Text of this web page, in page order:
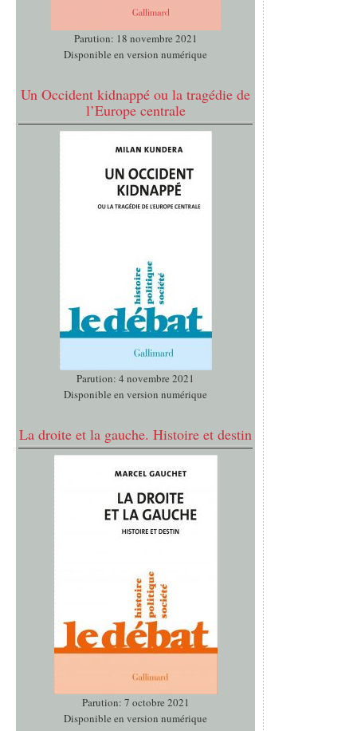
Parution: 18 novembre 2021
Disponible en version numérique
Un Occident kidnappé ou la tragédie de
l’Europe centrale
Parution: 4 novembre 2021
Disponible en version numérique
La droite et la gauche. Histoire et destin
Parution: 7 octobre 2021
Disponible en version numérique